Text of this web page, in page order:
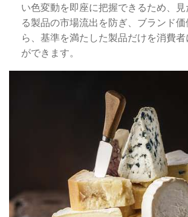
い色変動を即座に把握できるため、
る製品の市場流出を防ぎ、ブランド
ら、基準を満たした製品だけを消費
ができます。